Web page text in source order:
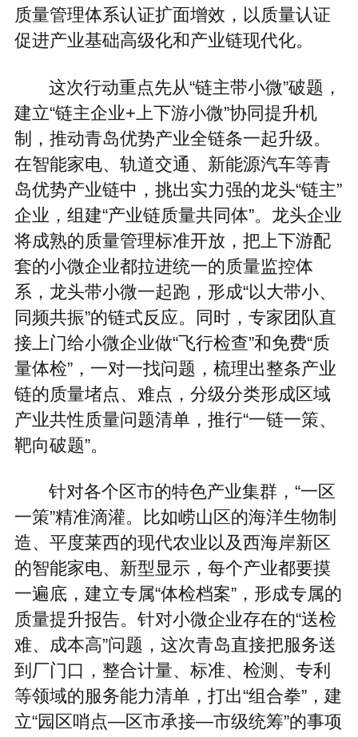
质量管理体系认证扩面增效，以质量认证
促进产业基础高级化和产业链现代化。
这次行动重点先从“链主带小微”破题，
建立“链主企业+上下游小微”协同提升机
制，推动青岛优势产业全链条一起升级。
在智能家电、轨道交通、新能源汽车等青
岛优势产业链中，挑出实力强的龙头“链主”
企业，组建“产业链质量共同体”。龙头企业
将成熟的质量管理标准开放，把上下游配
套的小微企业都拉进统一的质量监控体
系，龙头带小微一起跑，形成“以大带小、
同频共振”的链式反应。同时，专家团队直
接上门给小微企业做“飞行检查”和免费“质
量体检”，一对一找问题，梳理出整条产业
链的质量堵点、难点，分级分类形成区域
产业共性质量问题清单，推行“一链一策、
靶向破题”。
针对各个区市的特色产业集群，“一区
一策”精准滴灌。比如崂山区的海洋生物制
造、平度莱西的现代农业以及西海岸新区
的智能家电、新型显示，每个产业都要摸
一遍底，建立专属“体检档案”，形成专属的
质量提升报告。针对小微企业存在的“送检
难、成本高”问题，这次青岛直接把服务送
到厂门口，整合计量、标准、检测、专利
等领域的服务能力清单，打出“组合拳”，建
立“园区哨点—区市承接—市级统筹”的事项